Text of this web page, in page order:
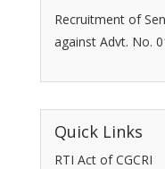
Recruitment of
against Advt. No.
Quick Links
RTI Act of CGCRI